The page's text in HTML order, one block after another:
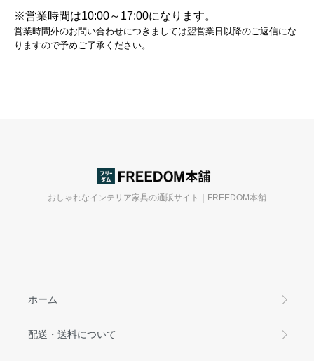
※営業時間は10:00～17:00になります。
営業時間外のお問い合わせにつきましては翌営業日以降のご返信にな
りますので予めご了承ください。
おしゃれなインテリア家具の通販サイト｜FREEDOM本舗
ホーム
配送・送料について